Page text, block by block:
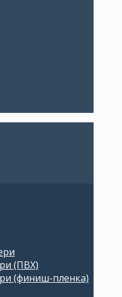
(ПВХ)
(финиш-пленка)